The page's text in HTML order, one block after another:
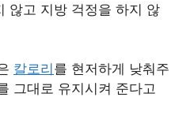
않고 지방 걱정을 하지 않
칼로리 를 현저하게 낮춰주
그대로 유지시켜 준다고